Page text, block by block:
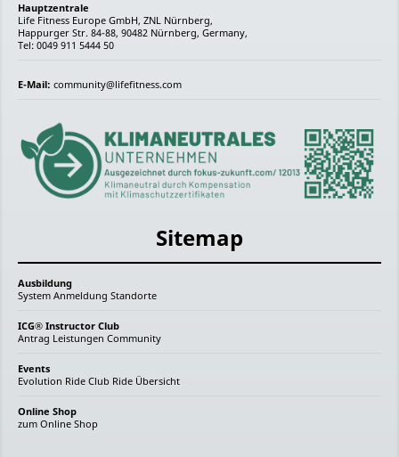
Hauptzentrale
Life Fitness Europe GmbH, ZNL Nürnberg,
Happurger Str. 84-88, 90482 Nürnberg, Germany,
Tel: 0049 911 5444 50
E-Mail: community@lifefitness.com
Sitemap
Ausbildung
System Anmeldung Standorte
ICG® Instructor Club
Antrag Leistungen Community
Events
Evolution Ride Club Ride Übersicht
Online Shop
zum Online Shop